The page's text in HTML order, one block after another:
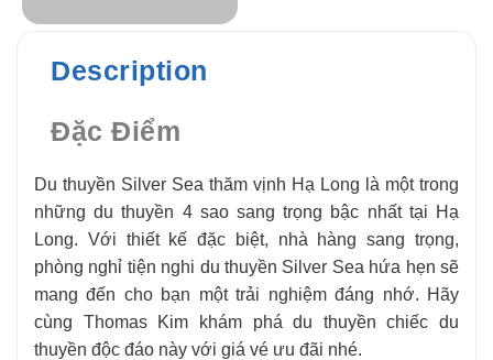
Description
Đặc Điểm
Du thuyền Silver Sea thăm vịnh Hạ Long là một trong
những du thuyền 4 sao sang trọng bậc nhất tại Hạ
Long. Với thiết kế đặc biệt, nhà hàng sang trọng,
phòng nghỉ tiện nghi du thuyền Silver Sea hứa hẹn sẽ
mang đến cho bạn một trải nghiệm đáng nhớ. Hãy
cùng Thomas Kim khám phá du thuyền chiếc du
thuyền độc đáo này với giá vé ưu đãi nhé.